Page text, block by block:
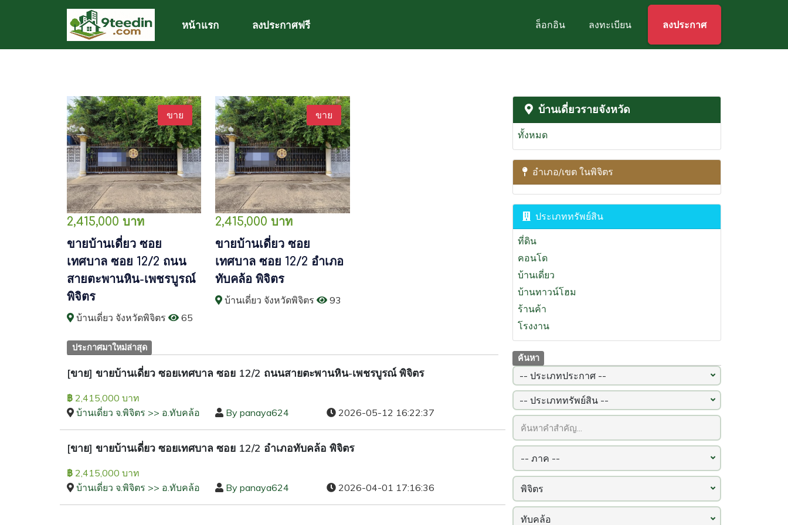
หน้าแรก ลงประกาศฟรี ล็อกอิน ลงทะเบียน ลงประกาศ
ขาย
2,415,000 บาท
ขายบ้านเดี่ยว ซอย
เทศบาล ซอย 12/2 ถนน
สายตะพานหิน-เพชรบูรณ์
พิจิตร
บ้านเดี่ยว จังหวัดพิจิตร 65
ขาย
2,415,000 บาท
ขายบ้านเดี่ยว ซอย
เทศบาล ซอย 12/2 อำเภอ
ทับคล้อ พิจิตร
บ้านเดี่ยว จังหวัดพิจิตร 93
ประกาศมาใหม่ล่าสุด
[ขาย] ขายบ้านเดี่ยว ซอยเทศบาล ซอย 12/2 ถนนสายตะพานหิน-เพชรบูรณ์ พิจิตร
฿ 2,415,000 บาท
บ้านเดี่ยว จ.พิจิตร >> อ.ทับคล้อ
By panaya624 2026-05-12 16:22:37
[ขาย] ขายบ้านเดี่ยว ซอยเทศบาล ซอย 12/2 อำเภอทับคล้อ พิจิตร
฿ 2,415,000 บาท
บ้านเดี่ยว จ.พิจิตร >> อ.ทับคล้อ
By panaya624 2026-04-01 17:16:36
บ้านเดี่ยวรายจังหวัด
ทั้งหมด
อำเภอ/เขต ในพิจิตร
ประเภททรัพย์สิน
ที่ดิน
คอนโด
บ้านเดี่ยว
บ้านทาวน์โฮม
ร้านค้า
โรงงาน
ค้นหา